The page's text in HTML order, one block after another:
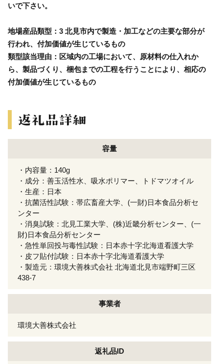
いで下さい。
地場産品類型：3 北見市内で製造・加工などの主要な部分が
行われ、付加価値が生じているもの
類型該当理由：区域内の工場において、原材料の仕入れか
ら、製品づくり、梱包までの工程を行うことにより、相応の
付加価値が生じているもの
容量
・内容量：140g
・成分：善玉活性水、吸水ポリマー、トドマツオイル
・生産：日本
・抗菌活性試験：帯広畜産大学、(一財)日本食品分析セ
ンター
・消臭試験：北見工業大学、(株)近畿分析センター、(一
財)日本食品分析センター
・急性単回投与毒性試験：日本赤十字北海道看護大学
・皮フ貼付試験：日本赤十字北海道看護大学
・製造元：環境大善株式会社 北海道北見市端野町三区
438-7
事業者
環境大善株式会社
返礼品ID